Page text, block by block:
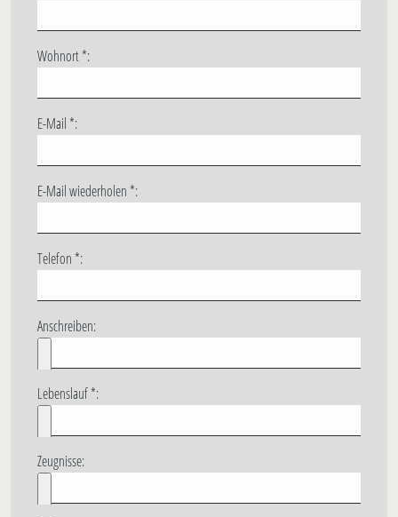
Wohnort *:
E-Mail *:
E-Mail wiederholen *:
Telefon *:
Anschreiben:
Lebenslauf *:
Zeugnisse: